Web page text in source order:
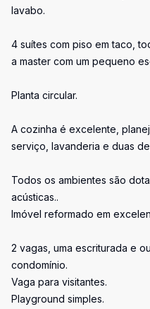
lavabo.
4 suítes com piso em taco,
a master com um pequeno
Planta circular.
A cozinha é excelente,
serviço, lavanderia e duas
Todos os ambientes são
acústicas..
Imóvel reformado em
2 vagas, uma escriturada e
condomínio.
Vaga para visitantes.
Playground simples.